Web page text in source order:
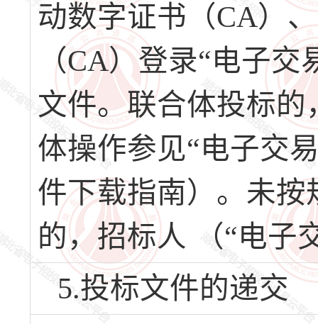
动数字证书（CA）
（CA）登录“电子
文件。联合体投标
体操作参见“电子交
件下载指南）。未按
的，招标人 （“电子
5.投标文件的递交